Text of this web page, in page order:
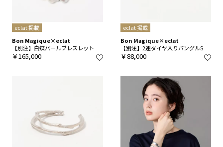
eclat 掲載
Bon Magique×eclat
【別注】白蝶パールブレスレット
￥165,000
eclat 掲載
Bon Magique×eclat
【別注】2連ダイヤ入りバングルS
￥88,000